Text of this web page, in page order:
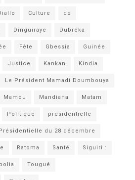
Culture de
Dinguiraye Dubréka
Fête Gbessia Guinée
Justice Kankan Kindia
Le Président Mamadi Doumbouya
Mamou Mandiana Matam
Politique présidentielle
Présidentielle du 28 décembre
Ratoma Santé Siguiri :
Tougué